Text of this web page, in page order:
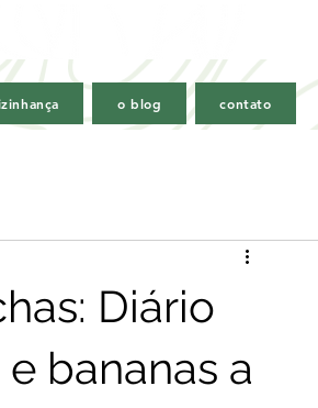
o blog contato
Diário
bananas a